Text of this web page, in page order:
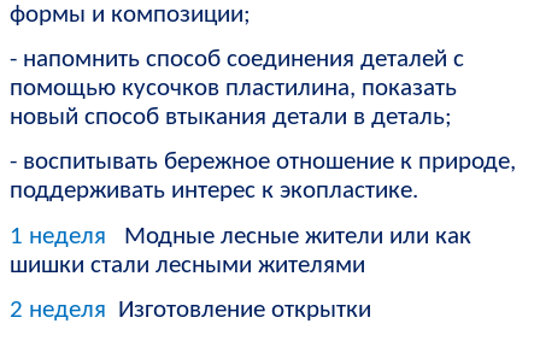
формы и композиции;
- напомнить способ соединения деталей с
помощью кусочков пластилина, показать
новый способ втыкания детали в деталь;
- воспитывать бережное отношение к природе,
поддерживать интерес к экопластике.
1 неделя Модные лесные жители или как
шишки стали лесными жителями
2 неделя Изготовление открытки